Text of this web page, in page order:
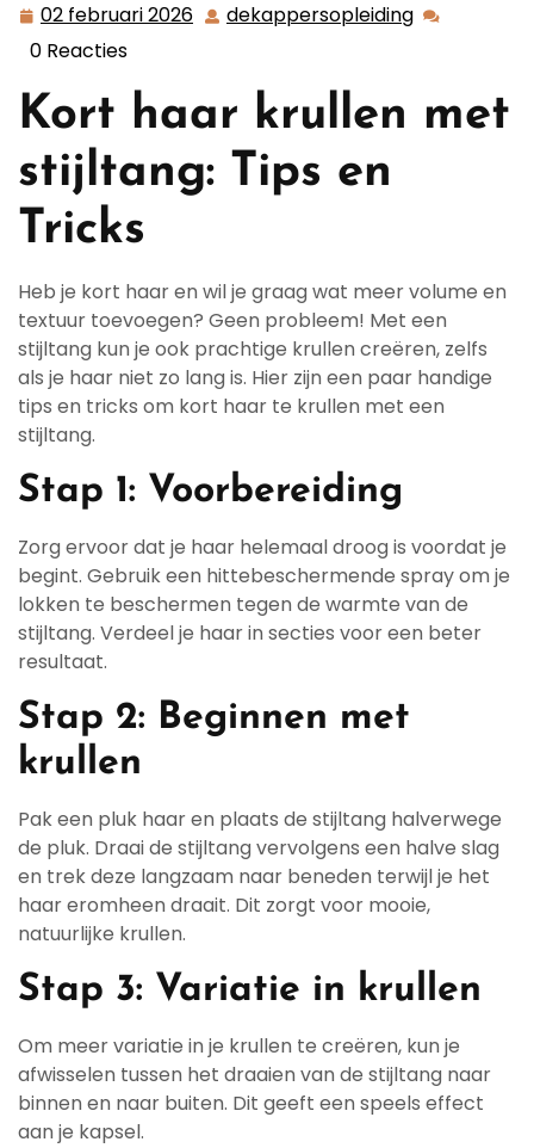
02 februari 2026 02 dekappersopleiding
0 Reacties
Kort haar krullen met
stijltang: Tips en
Tricks
Heb je kort haar en wil je graag wat meer volume en
textuur toevoegen? Geen probleem! Met een
stijltang kun je ook prachtige krullen creëren, zelfs
als je haar niet zo lang is. Hier zijn een paar handige
tips en tricks om kort haar te krullen met een
stijltang.
Stap 1: Voorbereiding
Zorg ervoor dat je haar helemaal droog is voordat je
begint. Gebruik een hittebeschermende spray om je
lokken te beschermen tegen de warmte van de
stijltang. Verdeel je haar in secties voor een beter
resultaat.
Stap 2: Beginnen met
krullen
Pak een pluk haar en plaats de stijltang halverwege
de pluk. Draai de stijltang vervolgens een halve slag
en trek deze langzaam naar beneden terwijl je het
haar eromheen draait. Dit zorgt voor mooie,
natuurlijke krullen.
Stap 3: Variatie in krullen
Om meer variatie in je krullen te creëren, kun je
afwisselen tussen het draaien van de stijltang naar
binnen en naar buiten. Dit geeft een speels effect
aan je kapsel.